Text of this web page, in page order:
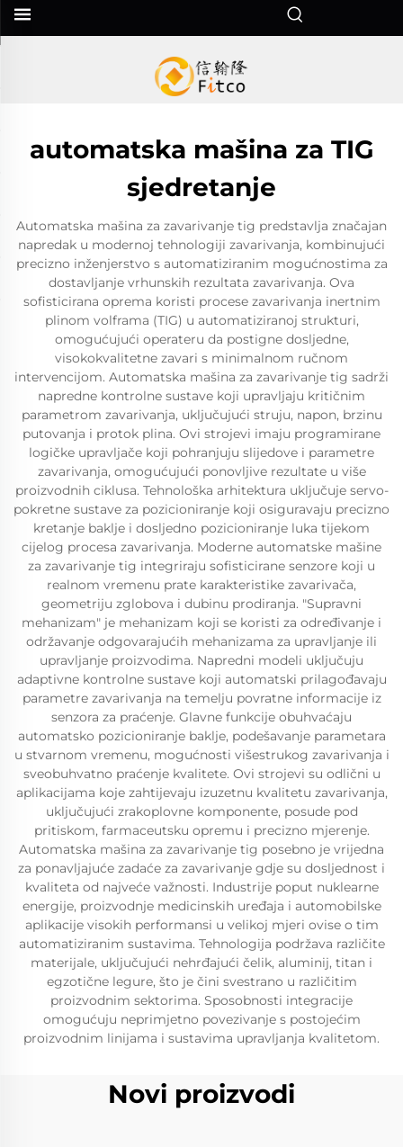
automatska mašina za TIG
sjedretanje
Automatska mašina za zavarivanje tig predstavlja značajan
napredak u modernoj tehnologiji zavarivanja, kombinujući
precizno inženjerstvo s automatiziranim mogućnostima za
dostavljanje vrhunskih rezultata zavarivanja. Ova
sofisticirana oprema koristi procese zavarivanja inertnim
plinom volframa (TIG) u automatiziranoj strukturi,
omogućujući operateru da postigne dosljedne,
visokokvalitetne zavari s minimalnom ručnom
intervencijom. Automatska mašina za zavarivanje tig sadrži
napredne kontrolne sustave koji upravljaju kritičnim
parametrom zavarivanja, uključujući struju, napon, brzinu
putovanja i protok plina. Ovi strojevi imaju programirane
logičke upravljače koji pohranjuju slijedove i parametre
zavarivanja, omogućujući ponovljive rezultate u više
proizvodnih ciklusa. Tehnološka arhitektura uključuje servo-
pokretne sustave za pozicioniranje koji osiguravaju precizno
kretanje baklje i dosljedno pozicioniranje luka tijekom
cijelog procesa zavarivanja. Moderne automatske mašine
za zavarivanje tig integriraju sofisticirane senzore koji u
realnom vremenu prate karakteristike zavarivača,
geometriju zglobova i dubinu prodiranja. "Supravni
mehanizam" je mehanizam koji se koristi za određivanje i
održavanje odgovarajućih mehanizama za upravljanje ili
upravljanje proizvodima. Napredni modeli uključuju
adaptivne kontrolne sustave koji automatski prilagođavaju
parametre zavarivanja na temelju povratne informacije iz
senzora za praćenje. Glavne funkcije obuhvaćaju
automatsko pozicioniranje baklje, podešavanje parametara
u stvarnom vremenu, mogućnosti višestrukog zavarivanja i
sveobuhvatno praćenje kvalitete. Ovi strojevi su odlični u
aplikacijama koje zahtijevaju izuzetnu kvalitetu zavarivanja,
uključujući zrakoplovne komponente, posude pod
pritiskom, farmaceutsku opremu i precizno mjerenje.
Automatska mašina za zavarivanje tig posebno je vrijedna
za ponavljajuće zadaće za zavarivanje gdje su dosljednost i
kvaliteta od najveće važnosti. Industrije poput nuklearne
energije, proizvodnje medicinskih uređaja i automobilske
aplikacije visokih performansi u velikoj mjeri ovise o tim
automatiziranim sustavima. Tehnologija podržava različite
materijale, uključujući nehrđajući čelik, aluminij, titan i
egzotične legure, što je čini svestrano u različitim
proizvodnim sektorima. Sposobnosti integracije
omogućuju neprimjetno povezivanje s postojećim
proizvodnim linijama i sustavima upravljanja kvalitetom.
Novi proizvodi